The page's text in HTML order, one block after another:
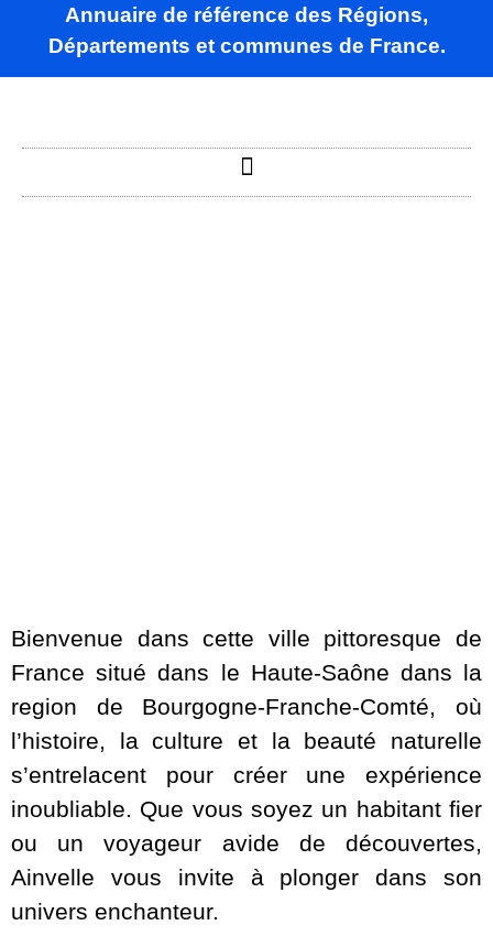
Annuaire de référence des Régions,
Départements et communes de France.
Bienvenue dans cette ville pittoresque de
France situé dans le Haute-Saône dans la
region de Bourgogne-Franche-Comté, où
l’histoire, la culture et la beauté naturelle
s’entrelacent pour créer une expérience
inoubliable. Que vous soyez un habitant fier
ou un voyageur avide de découvertes,
Ainvelle vous invite à plonger dans son
univers enchanteur.